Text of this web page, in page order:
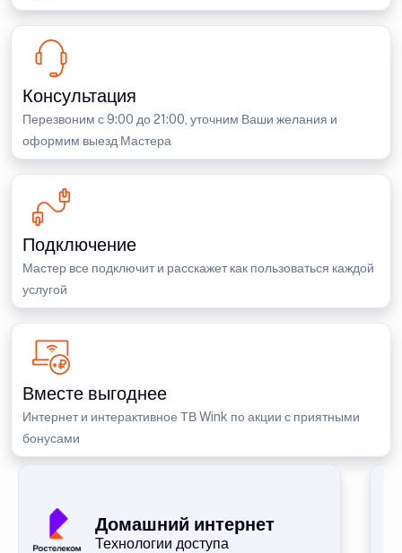
Консультация
Перезвоним с 9:00 до 21:00, уточним Ваши желания и
оформим выезд Мастера
Подключение
Мастер все подключит и расскажет как пользоваться каждой
услугой
Вместе выгоднее
Интернет и интерактивное ТВ Wink по акции с приятными
бонусами
Домашний интернет
Технологии доступа